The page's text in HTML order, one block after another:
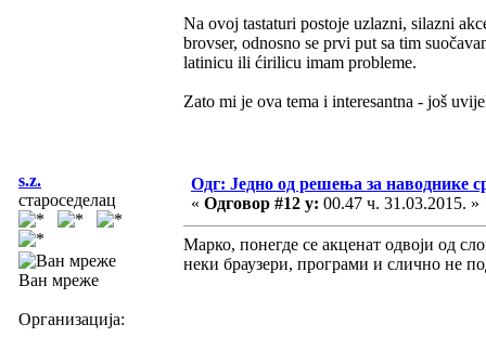
Na ovoj tastaturi postoje uzlazni, silazni
brovser, odnosno se prvi put sa tim
latinicu ili ćirilicu imam probleme.
Zato mi je ova tema i interesantna - još
s.z.
староседелац
Ван мреже
Организација:
Одг: Једно од решења за наводнике
« Одговор #12 у: 00.47 ч. 31.03.2015. »
Марко, понегде се акценат одвоји од
неки браузери, програми и слично не